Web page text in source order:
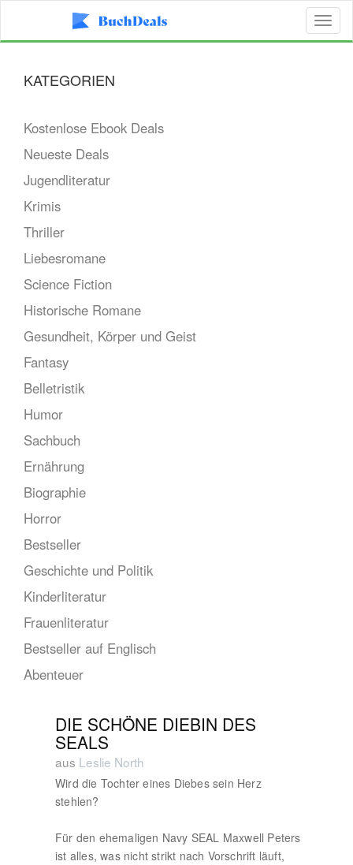
KATEGORIEN
Kostenlose Ebook Deals
Neueste Deals
Jugendliteratur
Krimis
Thriller
Liebesromane
Science Fiction
Historische Romane
Gesundheit, Körper und Geist
Fantasy
Belletristik
Humor
Sachbuch
Ernährung
Biographie
Horror
Bestseller
Geschichte und Politik
Kinderliteratur
Frauenliteratur
Bestseller auf Englisch
Abenteuer
DIE SCHÖNE DIEBIN DES
SEALS
aus Leslie North
Wird die Tochter eines Diebes sein Herz
stehlen?
Für den ehemaligen Navy SEAL Maxwell Peters
ist alles, was nicht strikt nach Vorschrift läuft,